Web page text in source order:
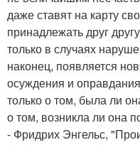
даже ставят на карту
принадлежать друг
только в случаях
наконец, появляется
осуждения и
только о том, была ли
о том, возникла ли она
- Фридрих Энгельс,